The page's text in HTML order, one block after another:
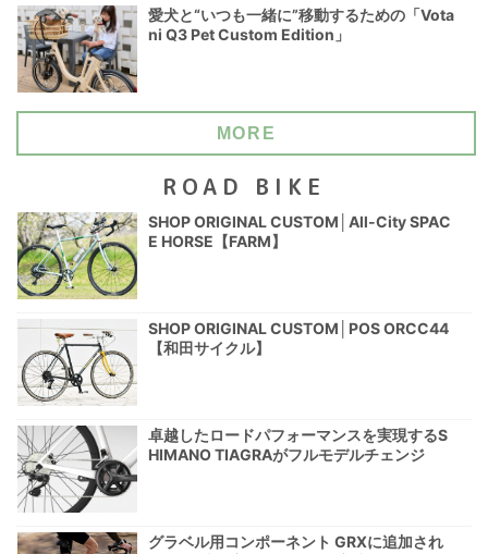
愛犬と“いつも一緒に”移動するための「Vota
ni Q3 Pet Custom Edition」
MORE
ROAD BIKE
SHOP ORIGINAL CUSTOM│All-City SPAC
E HORSE【FARM】
SHOP ORIGINAL CUSTOM│POS ORCC44
【和田サイクル】
卓越したロードパフォーマンスを実現するS
HIMANO TIAGRAがフルモデルチェンジ
グラベル用コンポーネント GRXに追加され